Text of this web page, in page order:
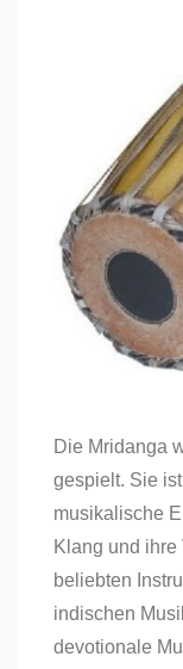
Die Mridanga
gespielt. Sie
musikalische
Klang und
beliebten
indischen
devotionale